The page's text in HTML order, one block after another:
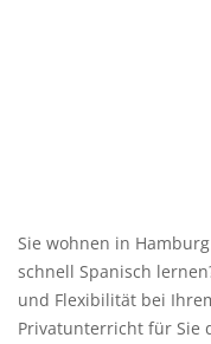
Sie wohnen in
schnell Spanisch
und Flexibilität bei
Privatunterricht für Sie